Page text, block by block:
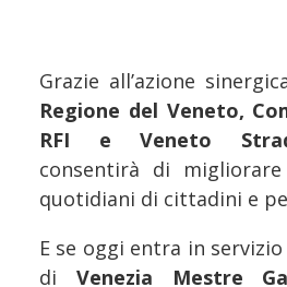
Grazie all’azione
Regione del Veneto,
RFI e Veneto
consentirà di
quotidiani di cittadini e
E se oggi entra in
di Venezia Mestre